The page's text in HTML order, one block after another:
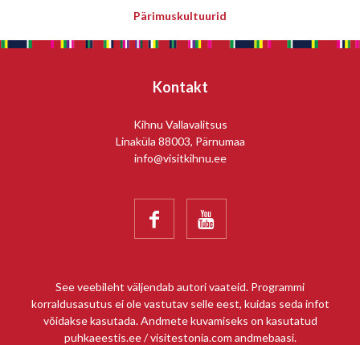
Pärimuskultuurid
Kontakt
Kihnu Vallavalitsus
Linaküla 88003, Pärnumaa
info@visitkihnu.ee
 
See veebileht väljendab autori vaateid. Programmi
korraldusasutus ei ole vastutav selle eest, kuidas seda infot
võidakse kasutada. Andmete kuvamiseks on kasutatud
puhkaeestis.ee / visitestonia.com andmebaasi.